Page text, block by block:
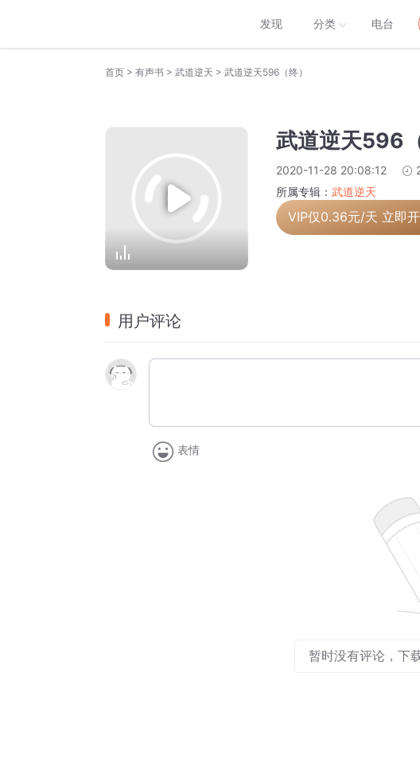
发现 分类 电台
首页 > 有声书 > 武道逆天 > 武道逆天596（终）
武道逆天596（
2020-11-28 20:08:12
所属专辑： 武道逆天
VIP仅0.36元/天 立即
用户评论
表情
暂时没有评论，下